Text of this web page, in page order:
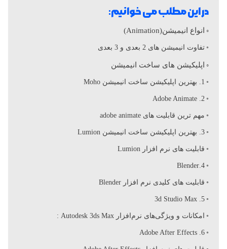
ی
س
ت
در این مطلب می خوانیم:
انواع انیمیشن(Animation)
تفاوت انیمیشن های 2 بعدی و 3 بعدی
اپلیکیشن های ساخت انیمیشن
1. بهترین اپلیکیشن ساخت انیمیشن Moho
Adobe Animate .2
مهم ترین قابلیت های adobe animate
3. بهترین اپلیکیشن ساخت انیمیشن Lumion
قابلیت های نرم افزار Lumion
4.Blender
قابلیت های کلیدی نرم افزار Blender
5. 3d Studio Max
امکانات و ویژگی‌های نرم‌افزار Autodesk 3ds Max :
6. Adobe After Effects